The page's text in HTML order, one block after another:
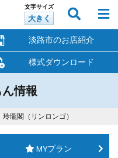
文字サイズ
大きく
淡路市のお店紹介
様式ダウンロード
情報
玲瓏閣（リンロンゴ）
MYプラン